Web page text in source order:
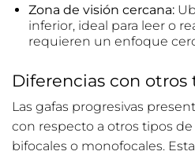
Zona de visión cercana:
inferior, ideal para leer o
requieren un enfoque
Diferencias con
Las gafas progresivas
con respecto a otros tipos
bifocales o monofocales.